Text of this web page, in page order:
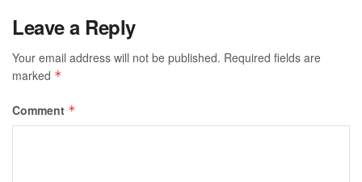
Leave a Reply
Your email address will not be published. Required fields are
marked *
Comment *